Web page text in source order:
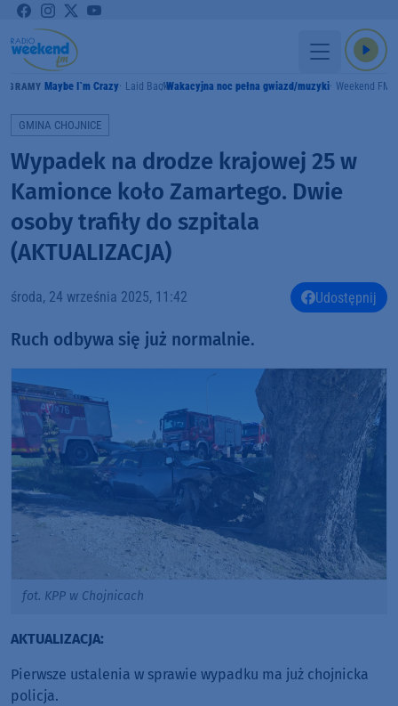
GRAMY Maybe I`m Crazy Laid BackWakacyjna noc pełna gwiazd/muzyki Weekend FM
GMINA CHOJNICE
Wypadek na drodze krajowej 25 w
Kamionce koło Zamartego. Dwie
osoby trafiły do szpitala
(AKTUALIZACJA)
środa, 24 września 2025, 11:42 Udostępnij
Ruch odbywa się już normalnie.
fot. KPP w Chojnicach
AKTUALIZACJA:
Pierwsze ustalenia w sprawie wypadku ma już chojnicka
policja.